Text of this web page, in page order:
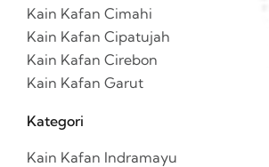
Kain Kafan Cimahi
Kain Kafan Cipatujah
Kain Kafan Cirebon
Kain Kafan Garut
Kategori
Kain Kafan Indramayu